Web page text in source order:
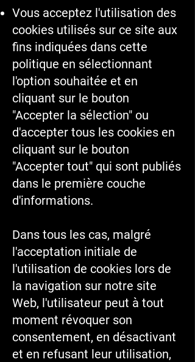
Vous acceptez l'utilisation des
cookies utilisés sur ce site aux
fins indiquées dans cette
politique en sélectionnant
l'option souhaitée et en
cliquant sur le bouton
"Accepter la sélection" ou
d'accepter tous les cookies en
cliquant sur le bouton
"Accepter tout" qui sont publiés
dans le première couche
d'informations.
Dans tous les cas, malgré
l'acceptation initiale de
l'utilisation de cookies lors de
la navigation sur notre site
Web, l'utilisateur peut à tout
moment révoquer son
consentement, en désactivant
et en refusant leur utilisation,